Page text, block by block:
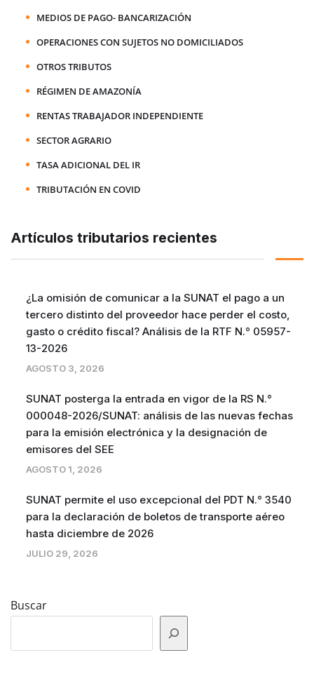
MEDIOS DE PAGO- BANCARIZACIÓN
OPERACIONES CON SUJETOS NO DOMICILIADOS
OTROS TRIBUTOS
RÉGIMEN DE AMAZONÍA
RENTAS TRABAJADOR INDEPENDIENTE
SECTOR AGRARIO
TASA ADICIONAL DEL IR
TRIBUTACIÓN EN COVID
Artículos tributarios recientes
¿La omisión de comunicar a la SUNAT el pago a un
tercero distinto del proveedor hace perder el costo,
gasto o crédito fiscal? Análisis de la RTF N.° 05957-
13-2026
AGOSTO 3, 2026
SUNAT posterga la entrada en vigor de la RS N.°
000048-2026/SUNAT: análisis de las nuevas fechas
para la emisión electrónica y la designación de
emisores del SEE
AGOSTO 1, 2026
SUNAT permite el uso excepcional del PDT N.° 3540
para la declaración de boletos de transporte aéreo
hasta diciembre de 2026
JULIO 29, 2026
Buscar